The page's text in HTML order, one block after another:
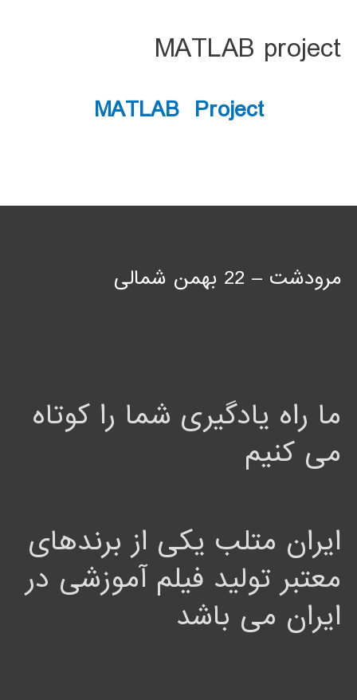
MATLAB project
MATLAB Project
مرودشت – 22 بهمن شمالی
ما راه یادگیری شما را کوتاه
می کنیم
ایران متلب یکی از برندهای
معتبر تولید فیلم آموزشی در
ایران می باشد